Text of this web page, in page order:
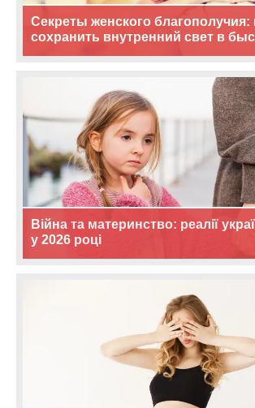
Секреты женского благополучия:
сохранить внутренний свет в
Війна та материнство: реалії
у 2026 році